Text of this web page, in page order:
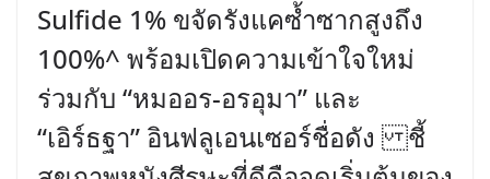
Sulfide 1% ขจัดรังแคซ้ำซากสูงถึง
100%^ พร้อมเปิดความเข้าใจใหม่
ร่วมกับ “หมออร-อรอุมา” และ
“เอิร์ธฐา” อินฟลูเอนเซอร์ชื่อดัง ชี้